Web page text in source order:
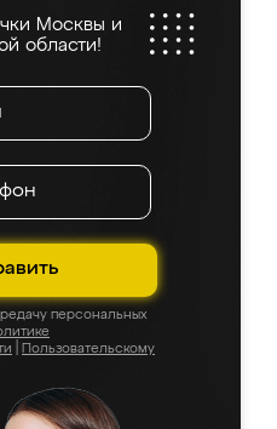
Москвы и
области!
персональных
Пользовательскому